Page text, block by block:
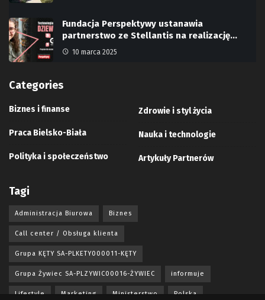
Fundacja Perspektywy ustanawia
partnerstwo ze Stellantis na realizację…
10 marca 2025
Categories
Biznes i finanse
Praca Bielsko-Biała
Polityka i społeczeństwo
Zdrowie i styl życia
Nauka i technologie
Artykuły Partnerów
Tagi
Administracja Biurowa Biznes
Call center / Obsługa klienta
Grupa KĘTY SA-PLKETY000011-KĘTY
Grupa Żywiec SA-PLZYWIC00016-ŻYWIEC informuje
Lifestyle Marketing Ministerstwo Polska